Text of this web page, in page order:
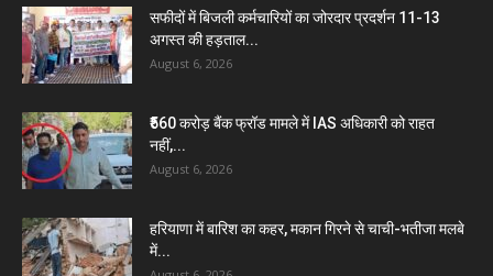
सफीदों में बिजली कर्मचारियों का जोरदार प्रदर्शन 11-13
अगस्त की हड़ताल...
August 6, 2026
₹560 करोड़ बैंक फ्रॉड मामले में IAS अधिकारी को राहत
नहीं,...
August 6, 2026
हरियाणा में बारिश का कहर, मकान गिरने से चाची-भतीजा मलबे
में...